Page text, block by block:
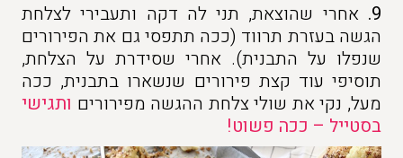
9. אחרי שהוצאת, תני לה דקה ותעבירי לצלחת
הגשה בעזרת תרווד (ככה תתפסי גם את הפירורים
שנפלו על התבנית). אחרי שסידרת על הצלחת,
תוסיפי עוד קצת פירורים שנשארו בתבנית, ככה
מעל, נקי את שולי צלחת ההגשה מפירורים ותגישי
בסטייל – ככה פשוט!